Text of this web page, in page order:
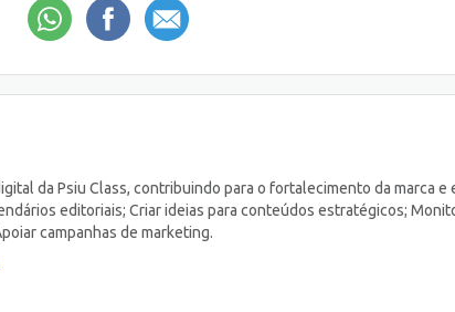
da Psiu Class, contribuindo para o fortalecimento da marca e
editoriais; Criar ideias para conteúdos estratégicos;
campanhas de marketing.